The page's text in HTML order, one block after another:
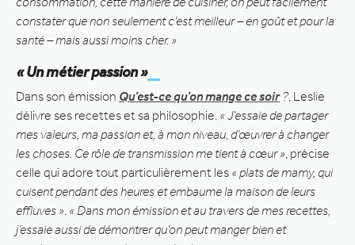
constater que non seulement c’est meilleur – en goût et pour la
santé – mais aussi moins cher. »
« Un métier passion »
Dans son émission Qu’est-ce qu’on mange ce soir ? , Leslie
délivre ses recettes et sa philosophie. « J’essaie de partager
mes valeurs, ma passion et, à mon niveau, d’œuvrer à changer
les choses. Ce rôle de transmission me tient à cœur » , précise
celle qui adore tout particulièrement les « plats de mamy, qui
cuisent pendant des heures et embaume la maison de leurs
effluves » « Dans mon émission et au travers de mes recettes,
j’essaie aussi de démontrer qu’on peut manger bien et